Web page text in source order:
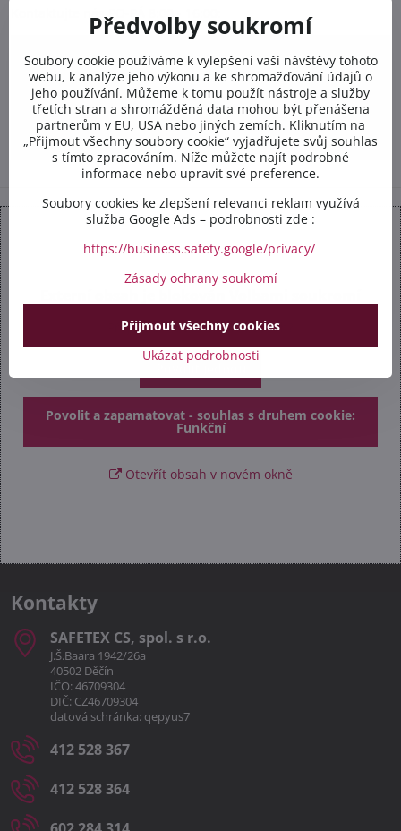
Kontaktujte nás PO-PÁ 8:00 - 16:00:
+420 412 528 367
+420 602 284 314
info​@safetex​.cz
Přejete si načíst externí obsah?
Povolit jednou
Povolit a zapamatovat - souhlas s druhem cookie:
Funkční
Otevřít obsah v novém okně
Kontakty
SAFETEX CS, spol​. s r​.o​.
J.Š.Baara 1942/26a
40502 Děčín
IČO: 46709304
DIČ: CZ46709304
datová schránka: qepyus7
412 528 367
412 528 364
Předvolby soukromí
Soubory cookie používáme k vylepšení vaší návštěvy tohoto
webu, k analýze jeho výkonu a ke shromažďování údajů o
jeho používání. Můžeme k tomu použít nástroje a služby
třetích stran a shromážděná data mohou být přenášena
partnerům v EU, USA nebo jiných zemích. Kliknutím na
„Přijmout všechny soubory cookie“ vyjadřujete svůj souhlas
s tímto zpracováním. Níže můžete najít podrobné
informace nebo upravit své preference.
Soubory cookies ke zlepšení relevanci reklam využívá
služba Google Ads – podrobnosti zde :
https://business.safety.google/privacy/
Zásady ochrany soukromí
Ukázat podrobnosti
Přijmout všechny cookies